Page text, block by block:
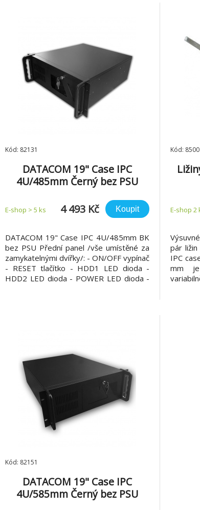
Kód: 82131
DATACOM 19" Case IPC
4U/485mm Černý bez PSU
E-shop > 5 ks 4 493 Kč Koupit
DATACOM 19" Case IPC 4U/485mm BK
bez PSU Přední panel /vše umístěné za
zamykatelnými dvířky/: - ON/OFF vypínač
- RESET tlačítko - HDD1 LED dioda -
HDD2 LED dioda - POWER LED dioda -
Kód: 8500
E-shop 2
pár
IPC
mm
Kód: 82151
DATACOM 19" Case IPC
4U/585mm Černý bez PSU